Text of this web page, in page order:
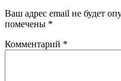
Ваш адрес email не будет
помечены *
Комментарий *